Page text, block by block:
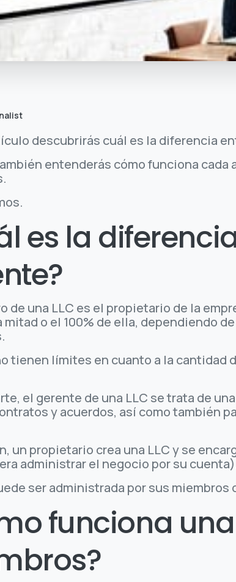
descubrirás cuál es la diferencia
entenderás cómo funciona
es la
de una LLC es el propietario de la
mitad o el 100% de ella, dependiendo
tienen límites en cuanto a la cantidad
el gerente de una LLC se trata de
y acuerdos, así como también
un propietario crea una LLC y se
administrar el negocio por su
ser administrada por sus
funciona